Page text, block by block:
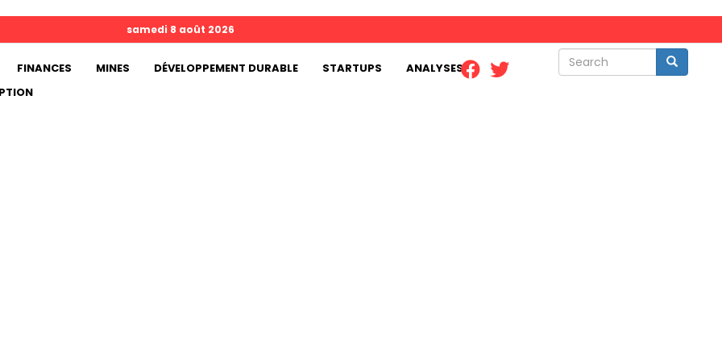
Search Search
samedi 8 août 2026
FINANCES MINES DÉVELOPPEMENT DURABLE STARTUPS
ANALYSES